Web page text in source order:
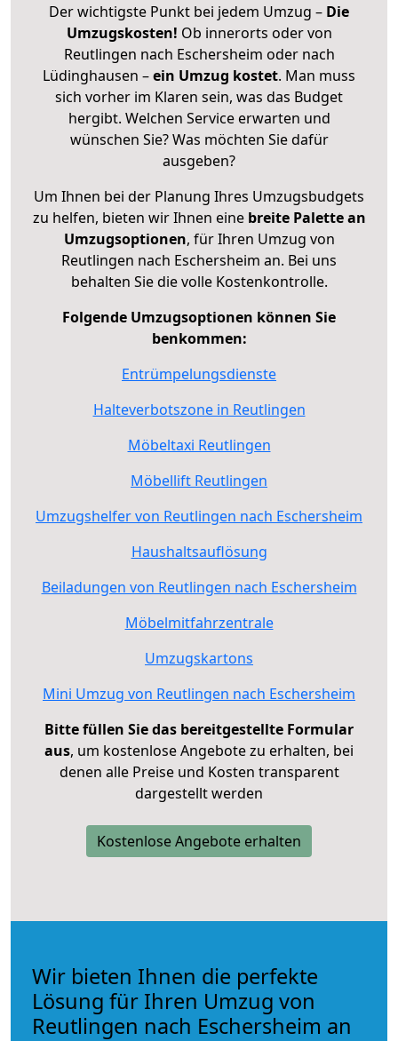
Der wichtigste Punkt bei jedem Umzug – Die
Umzugskosten! Ob innerorts oder von
Reutlingen nach Eschersheim oder nach
Lüdinghausen –ein Umzug kostet. Man muss
sich vorher im Klaren sein, was das Budget
hergibt. Welchen Service erwarten und
wünschen Sie? Was möchten Sie dafür
ausgeben?
Um Ihnen bei der Planung Ihres Umzugsbudgets
zu helfen, bieten wir Ihnen eine breite Palette an
Umzugsoptionen, für Ihren Umzug von
Reutlingen nach Eschersheim an. Bei uns
behalten Sie die volle Kostenkontrolle.
Folgende Umzugsoptionen können Sie
benkommen:
Entrümpelungsdienste
Halteverbotszone in Reutlingen
Möbeltaxi Reutlingen
Möbellift Reutlingen
Umzugshelfer von Reutlingen nach Eschersheim
Haushaltsauflösung
Beiladungen von Reutlingen nach Eschersheim
Möbelmitfahrzentrale
Umzugskartons
Mini Umzug von Reutlingen nach Eschersheim
Bitte füllen Sie das bereitgestellte Formular
aus, um kostenlose Angebote zu erhalten, bei
denen alle Preise und Kosten transparent
dargestellt werden
Kostenlose Angebote erhalten
Wir bieten Ihnen die perfekte
Lösung für Ihren Umzug von
Reutlingen nach Eschersheim an